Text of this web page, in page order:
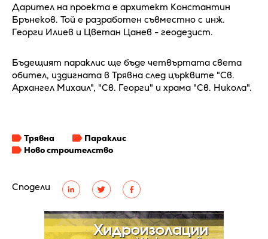
Сподели
Дарител на проекта е архитект Константин
Брънеков. Той е разработен съвместно с инж.
Георги Илиев и Цветан Цанев - геодезист.
Бъдещият параклис ще бъде четвъртата света
обител, издигната в Трявна след църквите "Св.
Архангел Михаил", "Св. Георги" и храма "Св. Никола".
Трявна
Параклис
Ново строителство